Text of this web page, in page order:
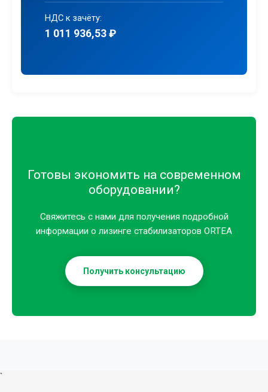
НДС к зачёту:
1 011 936,53 ₽
Готовы экономить на современном
оборудовании?
Свяжитесь с нами для получения подробной
информации о лизинге стабилизаторов ORTEA
Получить консультацию
`